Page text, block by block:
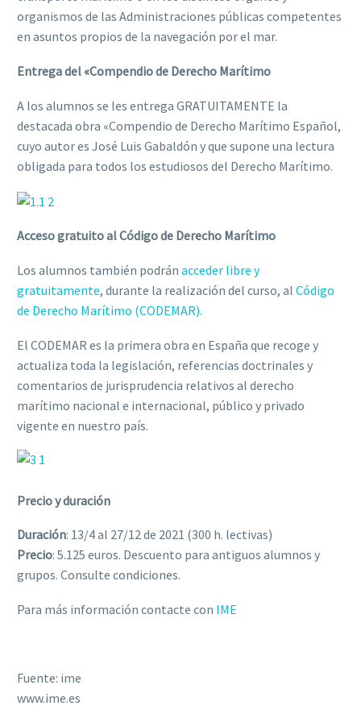
organismos de las Administraciones públicas competentes
en asuntos propios de la navegación por el mar.
Entrega del «Compendio de Derecho Marítimo
A los alumnos se les entrega GRATUITAMENTE la
destacada obra «Compendio de Derecho Marítimo Español,
cuyo autor es José Luis Gabaldón y que supone una lectura
obligada para todos los estudiosos del Derecho Marítimo.
Acceso gratuito al Código de Derecho Marítimo
Los alumnos también podrán acceder libre y
gratuitamente, durante la realización del curso, al Código
de Derecho Marítimo (CODEMAR).
El CODEMAR es la primera obra en España que recoge y
actualiza toda la legislación, referencias doctrinales y
comentarios de jurisprudencia relativos al derecho
marítimo nacional e internacional, público y privado
vigente en nuestro país.
Precio y duración
Duración: 13/4 al 27/12 de 2021 (300 h. lectivas)
Precio: 5.125 euros. Descuento para antiguos alumnos y
grupos. Consulte condiciones.
Para más información contacte con IME
Fuente: ime
www.ime.es